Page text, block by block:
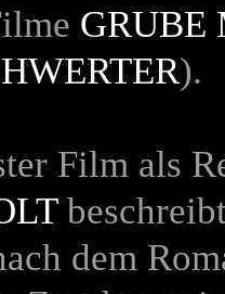
GRUBE
).
Film als
dem